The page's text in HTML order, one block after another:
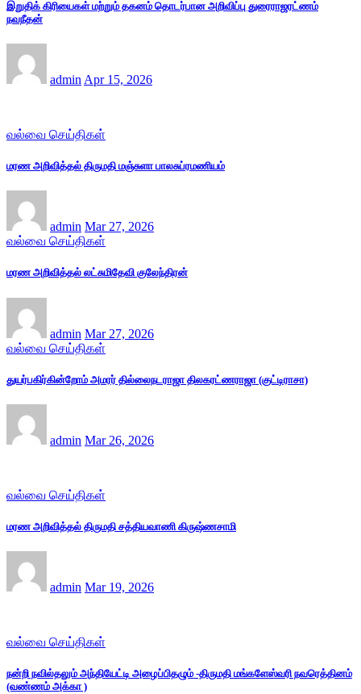
இறுதிக் கிரியைகள் மற்றும் தகனம் தொடர்பான அறிவிப்பு துரைராஜரட்ணம்
நவநீதன்
admin Apr 15, 2026
வல்வை செய்திகள்
மரண அறிவித்தல் திருமதி மஞ்சுளா பாலசுப்ரமணியம்
admin Mar 27, 2026
வல்வை செய்திகள்
மரண அறிவித்தல் லட்சுமிதேவி குலேந்திரன்
admin Mar 27, 2026
வல்வை செய்திகள்
துயர்பகிர்கின்றோம் அமரர் தில்லைநடராஜா திலகரட்ணராஜா (குட்டிராசா)
admin Mar 26, 2026
வல்வை செய்திகள்
மரண அறிவித்தல் திருமதி சத்தியவாணி கிருஷ்ணசாமி
admin Mar 19, 2026
வல்வை செய்திகள்
நன்றி நவில்தலும் அந்தியேட்டி அழைப்பிதழும் -திருமதி மங்களேஸ்வரி நவரெத்தினம்
(வண்ணம் அக்கா )